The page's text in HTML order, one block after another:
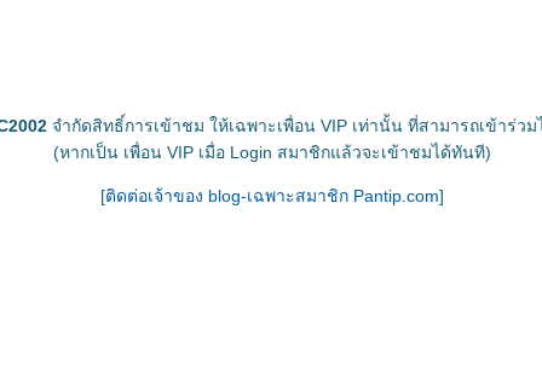
จำกัดสิทธิ์การเข้าชม ให้เฉพาะเพื่อน VIP เท่านั้น ที่สามารถเข้าร่วม
(หากเป็น เพื่อน VIP เมื่อ Login สมาชิกแล้วจะเข้าชมได้ทันที)
[ติดต่อเจ้าของ blog-เฉพาะสมาชิก Pantip.com]